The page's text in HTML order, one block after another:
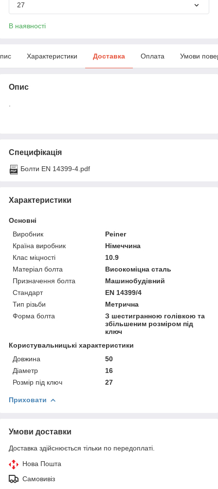
27
В наявності
Характеристики Доставка Оплата Умови
Опис
Специфікація
Болти EN 14399-4.pdf
Характеристики
Основні
Виробник
Peiner
Країна виробник
Німеччина
Клас міцності
10.9
Матеріал болта
Високоміцна сталь
Призначення болта
Машинобудівний
Стандарт
EN 14399/4
Тип різьби
Метрична
Форма болта
З шестигранною голівкою та
збільшеним розміром під
ключ
Користувальницькі характеристики
Довжина
50
Діаметр
16
Розмір під ключ
27
Приховати
Умови доставки
Доставка здійснюється тільки по передоплаті.
Нова Пошта
Самовивіз